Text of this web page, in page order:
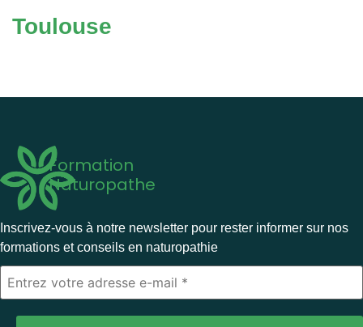
Toulouse
Formation
Naturopathe
Inscrivez-vous à notre newsletter pour rester informer sur nos
formations et conseils en naturopathie